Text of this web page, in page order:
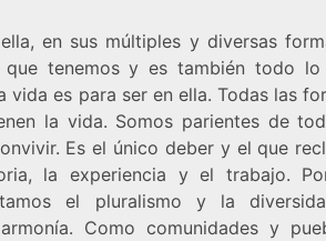
en sus múltiples y diversas
que tenemos y es también todo lo
vida es para ser en ella. Todas las
la vida. Somos parientes de
Es el único deber y el que
la experiencia y el trabajo.
el pluralismo y la
Como comunidades y